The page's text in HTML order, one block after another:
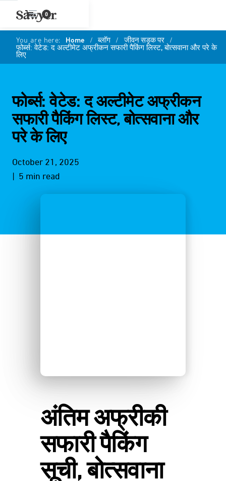
0
You are here: Home / ब्लॉग / जीवन सड़क पर /
फोर्ब्स: वेटेड: द अल्टीमेट अफ्रीकन सफारी पैकिंग लिस्ट, बोत्सवाना और परे के
लिए
फोर्ब्स: वेटेड: द अल्टीमेट अफ्रीकन
सफारी पैकिंग लिस्ट, बोत्सवाना और
परे के लिए
October 21, 2025
| 5 min read
अंतिम अफ्रीकी
सफारी पैकिंग
सूची, बोत्सवाना